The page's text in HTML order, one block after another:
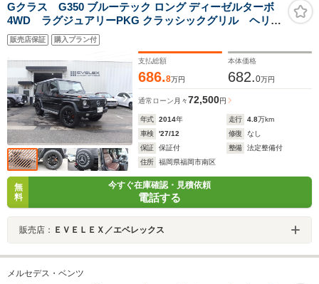
Gクラス G350 ブルーテック ロング ディーゼルターボ
4WD ラグジュアリーPKG クラッシックグリル ヘリテ
ージ エディションAW グッドイヤーマッドタイヤ ライ
ト&テール&ウインカーガード ブラウンレザー 純正
OPサイドカメラ ナビ TV BT Bカメラ DVD 保証書
Sキー
販売店保証 購入プラン付
支払総額
686.8万円
本体価格
682.0万円
通常ローン 月々72,500円
年式 2014年 走行 4.8万km
車検
'27/12 修復
なし
保証
保証付 整備
法定整備付
住所
福岡県福岡市南区
無
料
今すぐ在庫確認・見積依頼
電話する
販売店： ＥＶＥＬＥＸ／エベレックス
メルセデス・ベンツ